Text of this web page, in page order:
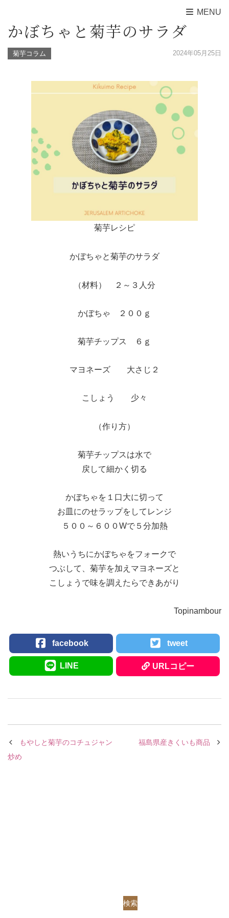
MENU
かぼちゃと菊芋のサラダ
菊芋コラム 2024年05月25日
菊芋レシピ
かぼちゃと菊芋のサラダ
（材料） ２～３人分
かぼちゃ ２００ｇ
菊芋チップス ６ｇ
マヨネーズ 大さじ２
こしょう 少々
（作り方）
菊芋チップスは水で
戻して細かく切る
かぼちゃを１口大に切って
お皿にのせラップをしてレンジ
５００～６００Wで５分加熱
熱いうちにかぼちゃをフォークで
つぶして、菊芋を加えマヨネーズと
こしょうで味を調えたらできあがり
Topinambour
facebook tweet
LINE URLコピー
もやしと菊芋のコチュジャン
炒め
福島県産きくいも商品
検索